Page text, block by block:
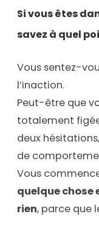
Si vous êtes
savez à quel
Vous sentez-
l’inaction.
Peut-être que
totalement
deux
de
Vous
quelque chose
rien, parce que